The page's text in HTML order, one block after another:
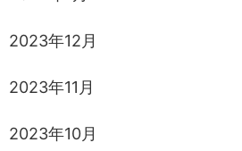
2023年12月
2023年11月
2023年10月